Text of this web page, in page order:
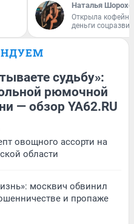
Наталья
Открыла
деньги
судьбу»:
рюмочной
— обзор YA62.RU
овощного ассорти на
области
москвич обвинил
и пропаже